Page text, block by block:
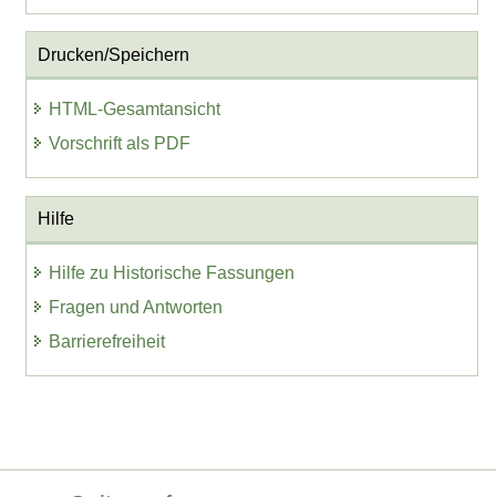
Drucken/Speichern
HTML-Gesamtansicht
Vorschrift als PDF
Hilfe
Hilfe zu Historische Fassungen
Fragen und Antworten
Barrierefreiheit